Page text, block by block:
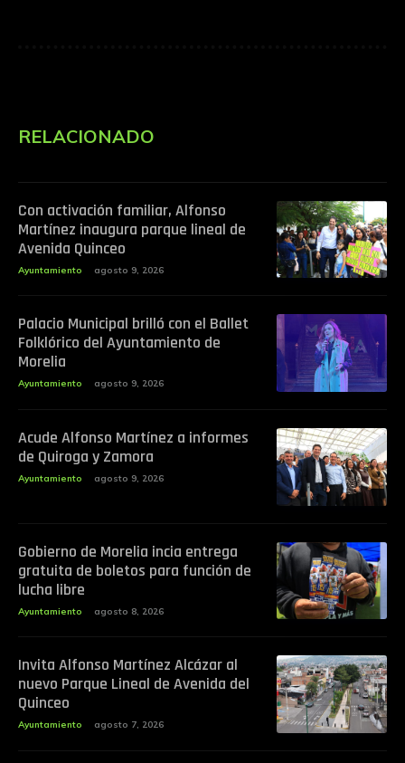
RELACIONADO
Con activación familiar, Alfonso
Martínez inaugura parque lineal de
Avenida Quinceo
Ayuntamiento agosto 9, 2026
Palacio Municipal brilló con el Ballet
Folklórico del Ayuntamiento de
Morelia
Ayuntamiento agosto 9, 2026
Acude Alfonso Martínez a informes
de Quiroga y Zamora
Ayuntamiento agosto 9, 2026
Gobierno de Morelia incia entrega
gratuita de boletos para función de
lucha libre
Ayuntamiento agosto 8, 2026
Invita Alfonso Martínez Alcázar al
nuevo Parque Lineal de Avenida del
Quinceo
Ayuntamiento agosto 7, 2026